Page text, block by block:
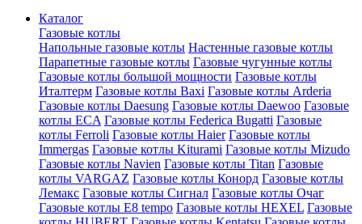
Каталог
Газовые котлы
Напольные газовые котлы Настенные газовые котлы
Парапетные газовые котлы Газовые чугунные котлы
Газовые котлы большой мощности Газовые котлы
Италтерм Газовые котлы Baxi Газовые котлы Arderia
Газовые котлы Daesung Газовые котлы Daewoo Газовые
котлы ECA Газовые котлы Federica Bugatti Газовые
котлы Ferroli Газовые котлы Haier Газовые котлы
Immergas Газовые котлы Kiturami Газовые котлы Mizudo
Газовые котлы Navien Газовые котлы Titan Газовые
котлы VARGAZ Газовые котлы Конорд Газовые котлы
Лемакс Газовые котлы Сигнал Газовые котлы Очаг
Газовые котлы E8 tempo Газовые котлы HEXEL Газовые